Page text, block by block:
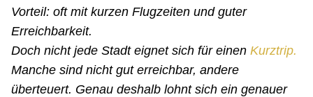
Vorteil: oft mit kurzen Flugzeiten und guter
Erreichbarkeit.
Doch nicht jede Stadt eignet sich für einen Kurztrip.
Manche sind nicht gut erreichbar, andere
überteuert. Genau deshalb lohnt sich ein genauer